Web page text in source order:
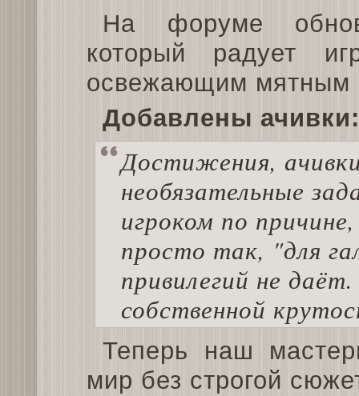
На форуме
который радует
освежающим мятным
Добавлены ачивки:
Достижения,
необязательные
игроком по
просто так, "для
привилегий не
собственной
Теперь наш
мир без строгой